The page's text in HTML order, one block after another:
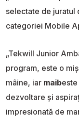
selectate de juratul
categoriei Mobile
„Tekwill Junior
program, este o
mâine, iar maib
dezvoltare și
impresionată de